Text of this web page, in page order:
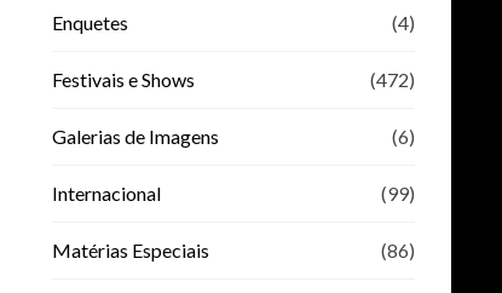
Enquetes (4)
Festivais e Shows (472)
Galerias de Imagens (6)
Internacional (99)
Matérias Especiais (86)